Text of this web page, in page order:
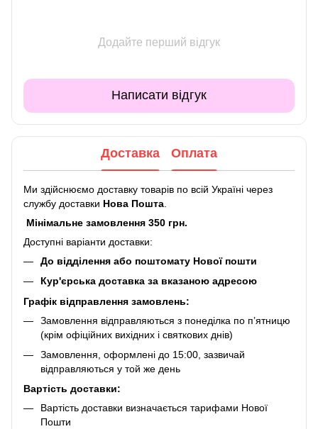
Додайте перший відгук
Написати відгук
Доставка Оплата
Ми здійснюємо доставку товарів по всій Україні через
службу доставки Нова Пошта
Мінімальне замовлення 350 грн.
Доступні варіанти доставки:
До відділення або поштомату Нової пошти
Кур'єрська доставка за вказаною адресою
Графік відправлення замовлень:
Замовлення відправляються з понеділка по п’ятницю
(крім офіційних вихідних і святкових днів)
Замовлення, оформлені до 15:00, зазвичай
відправляються у той же день
Вартість доставки:
Вартість доставки визначається тарифами Нової
Пошти